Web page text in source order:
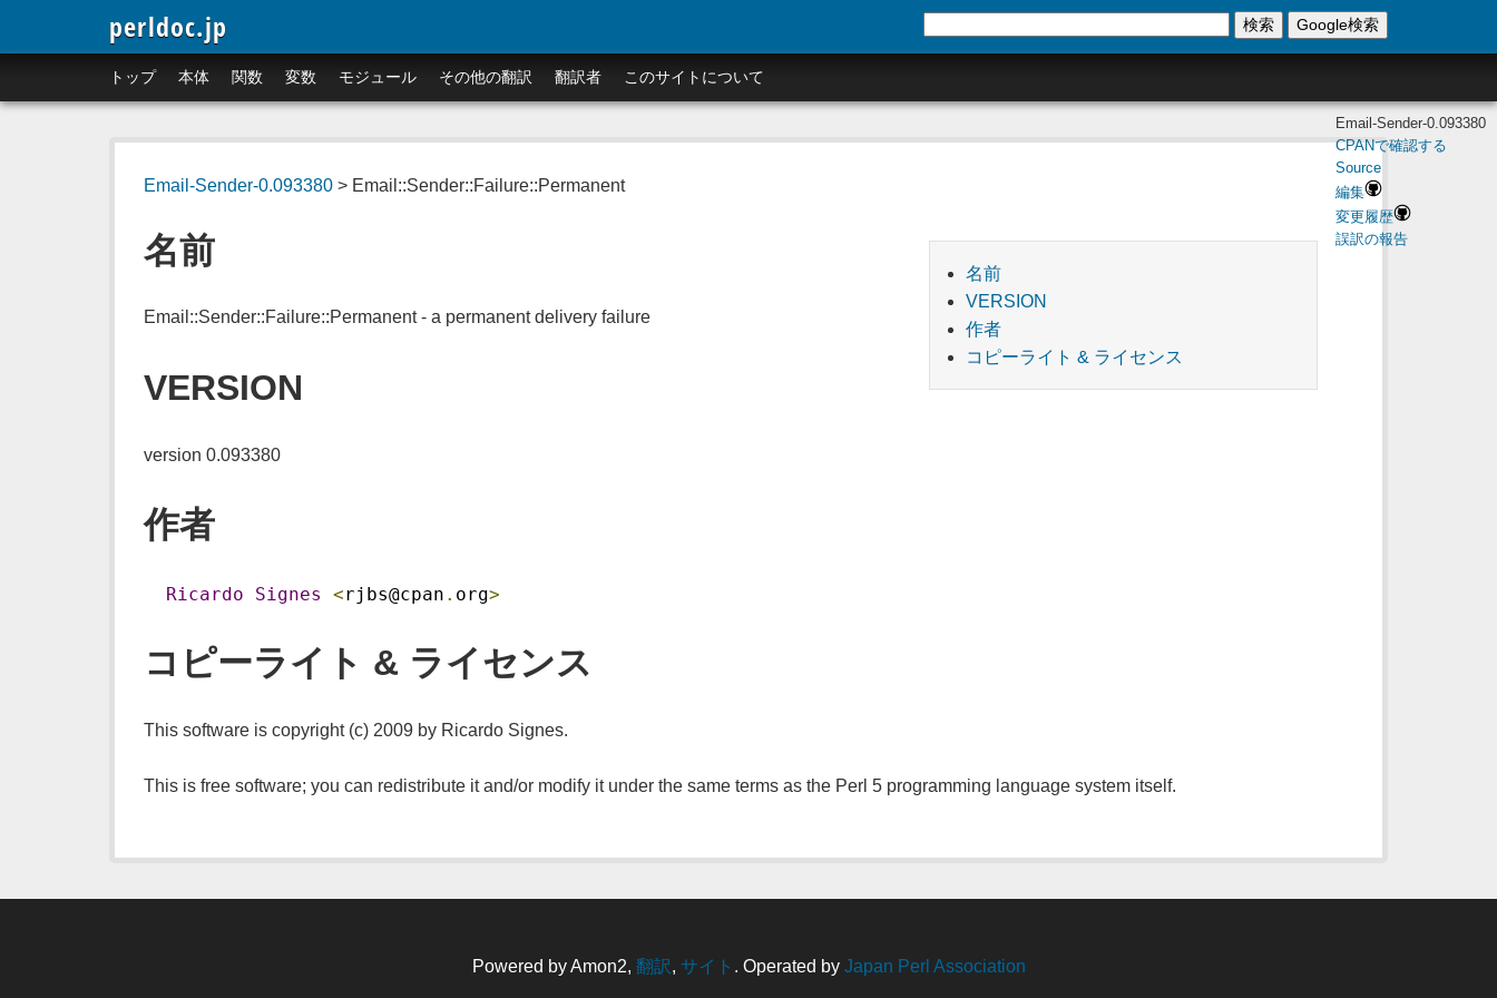
perldoc.jp
トップ 本体 関数 変数 モジュール その他の翻訳 翻訳者 このサイトについて
検索 Google検索
Email-Sender-0.093380> Email::Sender::Failure::Permanent
Email-Sender-0.093380
CPANで確認する
Source
編集
変更履歴
誤訳の報告
名前
VERSION
作者
コピーライト & ライセンス
名前
Email::Sender::Failure::Permanent - a permanent delivery failure
VERSION
version 0.093380
作者
Ricardo Signes <rjbs@cpan . org>
コピーライト & ライセンス
This software is copyright (c) 2009 by Ricardo Signes.
This is free software; you can redistribute it and/or modify it under the same terms as the Perl 5 programming language system itself.
Powered by Amon2, 翻訳, サイト . Operated by Japan Perl Association